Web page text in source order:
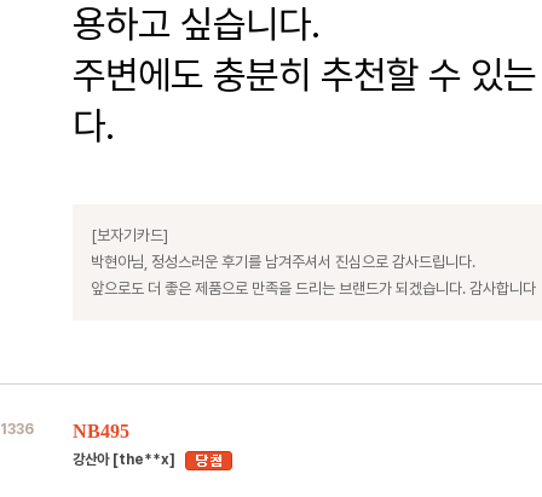
용하고 싶습니다.
주변에도 충분히 추천할 수 있
다.
[보자기카드]
박현아님, 정성스러운 후기를 남겨주셔서 진심으로 감사드립니다.
앞으로도 더 좋은 제품으로 만족을 드리는 브랜드가 되겠습니다. 감사합니다
1336 NB495
강산아 [the**x]